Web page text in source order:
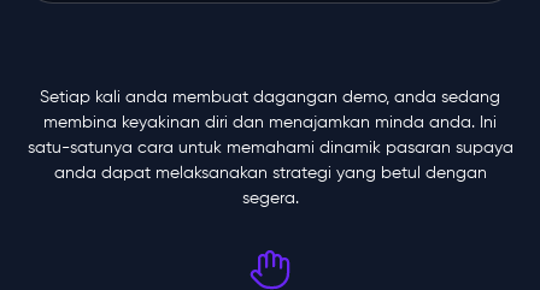
Setiap kali anda membuat dagangan demo, anda sedang
membina keyakinan diri dan menajamkan minda anda. Ini
satu-satunya cara untuk memahami dinamik pasaran supaya
anda dapat melaksanakan strategi yang betul dengan
segera.